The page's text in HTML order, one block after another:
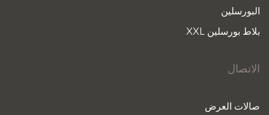
البورسلين
بلاط بورسلين XXL
الاتصال
صالات العرض